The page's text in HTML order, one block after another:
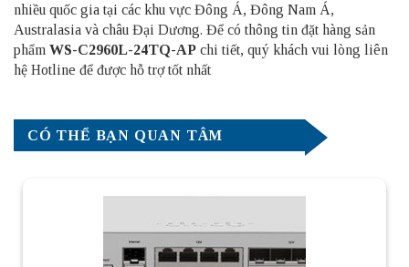
nhiều quốc gia tại các khu vực Đông Á, Đông Nam Á,
Australasia và châu Đại Dương. Để có thông tin đặt hàng sản
phẩm WS-C2960L-24TQ-AP chi tiết, quý khách vui lòng liên
hệ Hotline để được hỗ trợ tốt nhất
CÓ THỂ BẠN QUAN TÂM